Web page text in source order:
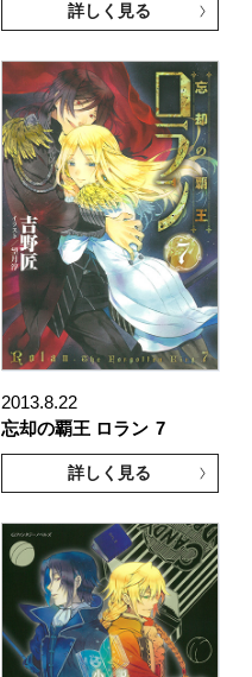
詳しく見る
2013.8.22
忘却の覇王 ロラン 7
詳しく見る